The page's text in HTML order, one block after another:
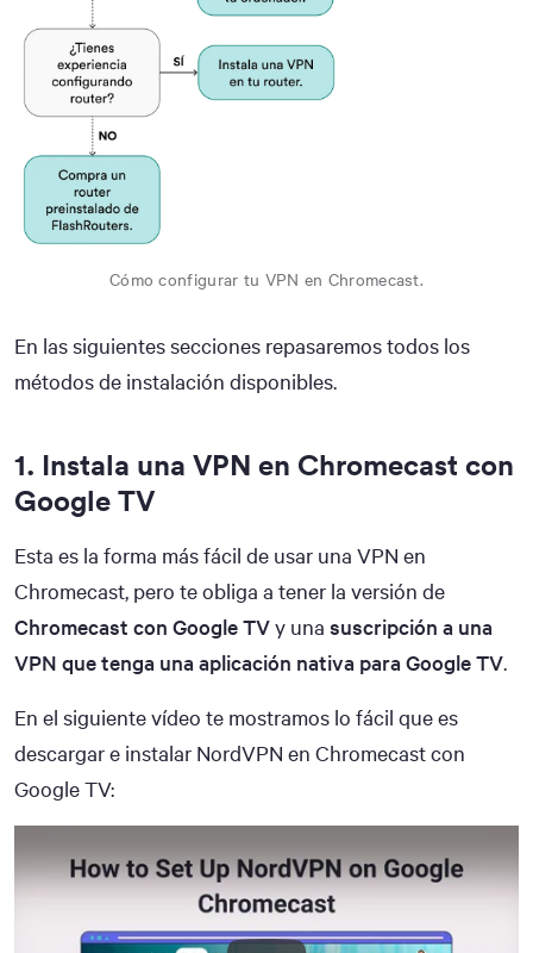
Cómo configurar tu VPN en Chromecast.
En las siguientes secciones repasaremos todos los
métodos de instalación disponibles.
1. Instala una VPN en Chromecast con
Google TV
Esta es la forma más fácil de usar una VPN en
Chromecast, pero te obliga a tener la versión de
Chromecast con Google TVy una suscripción a una
VPN que tenga una aplicación nativa para Google TV.
En el siguiente vídeo te mostramos lo fácil que es
descargar e instalar NordVPN en Chromecast con
Google TV: